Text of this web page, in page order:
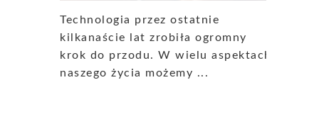
Technologia przez ostatnie
kilkanaście lat zrobiła ogromny
krok do przodu. W wielu aspektach
naszego życia możemy ...